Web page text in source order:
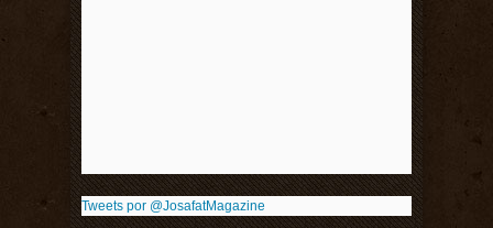
Tweets por @JosafatMagazine